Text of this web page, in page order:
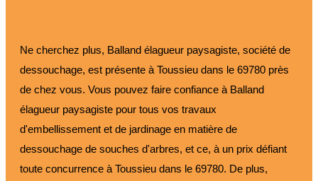
Ne cherchez plus, Balland élagueur paysagiste, société de
dessouchage, est présente à Toussieu dans le 69780 près
de chez vous. Vous pouvez faire confiance à Balland
élagueur paysagiste pour tous vos travaux
d'embellissement et de jardinage en matière de
dessouchage de souches d'arbres, et ce, à un prix défiant
toute concurrence à Toussieu dans le 69780. De plus,